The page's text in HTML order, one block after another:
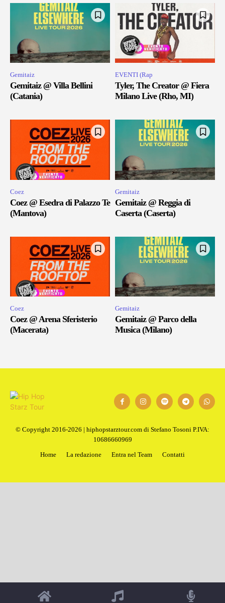
Gemitaiz
Gemitaiz @ Villa Bellini
(Catania)
EVENTI (Rap
Tyler, The Creator @ Fiera
Milano Live (Rho, MI)
Coez
Coez @ Esedra di Palazzo Te
(Mantova)
Gemitaiz
Gemitaiz @ Reggia di
Caserta (Caserta)
Coez
Coez @ Arena Sferisterio
(Macerata)
Gemitaiz
Gemitaiz @ Parco della
Musica (Milano)
© Copyright 2016-2026 | hiphopstarztour.com di Stefano Tosoni P.IVA:
10686660969
Home
La redazione Entra nel Team Contatti